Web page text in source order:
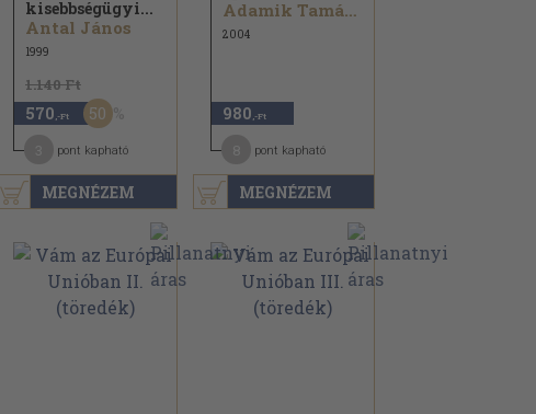
MEGNÉZEM
kisebbségügyi...
Antal János
1999
1.140 Ft
570 ,-Ft 50
pont kapható
MEGNÉZEM
Adamik Tamás...
2004
980 ,-Ft
pont kapható